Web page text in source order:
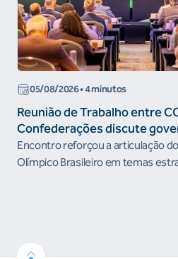
05/08/2026• 4 minutos
Reunião de Trabalho entre
Confederações discute
the Future e presença do
organismos internacionais
Encontro reforçou a articulação
Olímpico Brasileiro em temas